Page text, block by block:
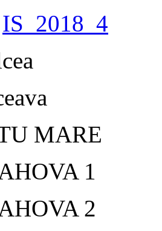
IS_2018_4
MARE
1
2